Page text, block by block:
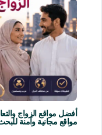
مواقع مجانية وآمنة